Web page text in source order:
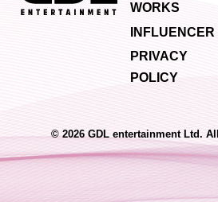
WORKS
INFLUENCER
PRIVACY
POLICY
© 2026 GDL entertainment Ltd.